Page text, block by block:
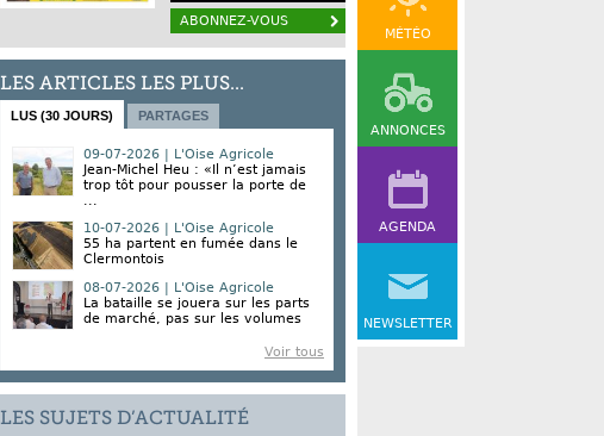
MÉTÉO
ANNONCES
AGENDA
NEWSLETTER
ABONNEZ-VOUS
LES ARTICLES LES PLUS...
LUS (30 JOURS) PARTAGES
09-07-2026 | L'Oise Agricole
Jean-Michel Heu : «Il n’est jamais
trop tôt pour pousser la porte de
...
10-07-2026 | L'Oise Agricole
55 ha partent en fumée dans le
Clermontois
08-07-2026 | L'Oise Agricole
La bataille se jouera sur les parts
de marché, pas sur les volumes
Voir tous
LES SUJETS D’ACTUALITÉ